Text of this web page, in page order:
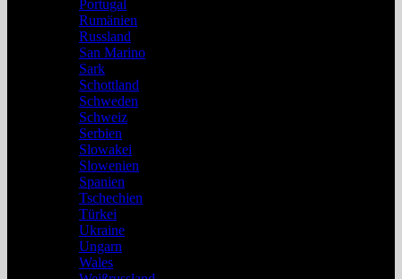
Portugal
Rumänien
Russland
San Marino
Sark
Schottland
Schweden
Schweiz
Serbien
Slowakei
Slowenien
Spanien
Tschechien
Türkei
Ukraine
Ungarn
Wales